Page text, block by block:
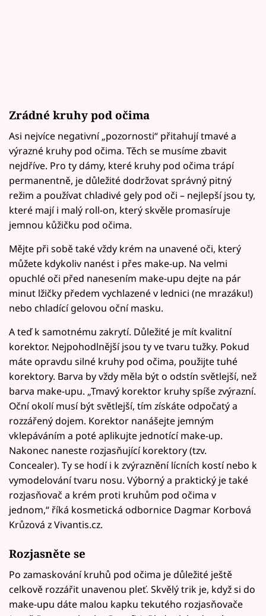
Zrádné kruhy pod očima
Asi nejvíce negativní „pozornosti“ přitahují tmavé a
výrazné kruhy pod očima. Těch se musíme zbavit
nejdříve. Pro ty dámy, které kruhy pod očima trápí
permanentně, je důležité dodržovat správný pitný
režim a používat chladivé gely pod oči – nejlepší jsou ty,
které mají i malý roll-on, který skvěle promasíruje
jemnou kůžičku pod očima.
Mějte při sobě také vždy krém na unavené oči, který
můžete kdykoliv nanést i přes make-up. Na velmi
opuchlé oči před nanesením make-upu dejte na pár
minut lžičky předem vychlazené v lednici (ne mrazáku!)
nebo chladící gelovou oční masku.
A teď k samotnému zakrytí. Důležité je mít kvalitní
korektor. Nejpohodlnější jsou ty ve tvaru tužky. Pokud
máte opravdu silné kruhy pod očima, použijte tuhé
korektory. Barva by vždy měla být o odstín světlejší, než
barva make-upu. „Tmavý korektor kruhy spíše zvýrazní.
Oční okolí musí být světlejší, tím získáte odpočatý a
rozzářený dojem. Korektor nanášejte jemným
vklepáváním a poté aplikujte jednotící make-up.
Nakonec naneste rozjasňující korektory (tzv.
Concealer). Ty se hodí i k zvýraznění lícních kostí nebo k
vymodelování tvaru nosu. Výborný a praktický je také
rozjasňovač a krém proti kruhům pod očima v
jednom,“ říká kosmetická odbornice Dagmar Korbová
Krůzová z Vivantis.cz.
Rozjasněte se
Po zamaskování kruhů pod očima je důležité ještě
celkově rozzářit unavenou pleť. Skvělý trik je, když si do
make-upu dáte malou kapku tekutého rozjasňovače